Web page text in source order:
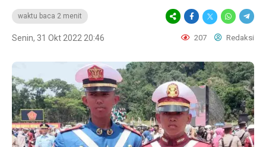
waktu baca 2 menit
Senin, 31 Okt 2022 20:46 207 Redaksi